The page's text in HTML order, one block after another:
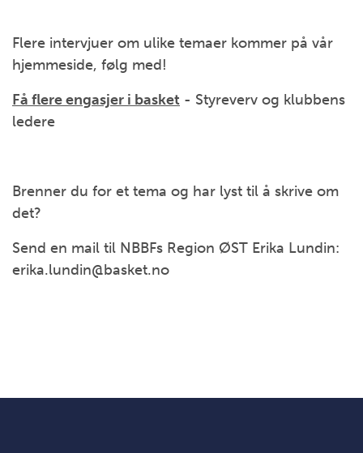
Flere intervjuer om ulike temaer kommer på vår
hjemmeside, følg med!
Få flere engasjer i basket - Styreverv og klubbens
ledere
Brenner du for et tema og har lyst til å skrive om
det?
Send en mail til NBBFs Region ØST Erika Lundin:
erika.lundin@basket.no